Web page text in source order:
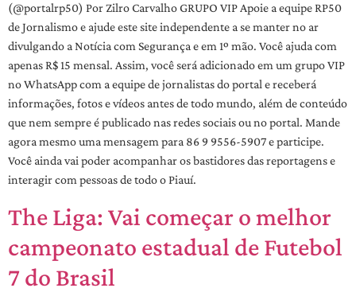
(@portalrp50) Por Zilro Carvalho GRUPO VIP Apoie a equipe RP50
de Jornalismo e ajude este site independente a se manter no ar
divulgando a Notícia com Segurança e em 1º mão. Você ajuda com
apenas R$ 15 mensal. Assim, você será adicionado em um grupo VIP
no WhatsApp com a equipe de jornalistas do portal e receberá
informações, fotos e vídeos antes de todo mundo, além de conteúdo
que nem sempre é publicado nas redes sociais ou no portal. Mande
agora mesmo uma mensagem para 86 9 9556-5907 e participe.
Você ainda vai poder acompanhar os bastidores das reportagens e
interagir com pessoas de todo o Piauí.
The Liga: Vai começar o melhor
campeonato estadual de Futebol
7 do Brasil